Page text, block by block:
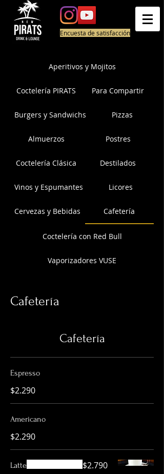
Encuesta de satisfacción
Aperitivos y Mojitos
Coctelería PIRATS Para Compartir
Burgers y Sandwichs Pizzas
Almuerzos Postres
Coctelería Clásica Destilados
Vinos y Espumantes Licores
Cervezas y Bebidas Cafetería
Coctelería con Red Bull
Vaporizadores VUSE
Cafetería
Cafetería
Espresso
$2.290
Americano
$2.290
Latte $2.790